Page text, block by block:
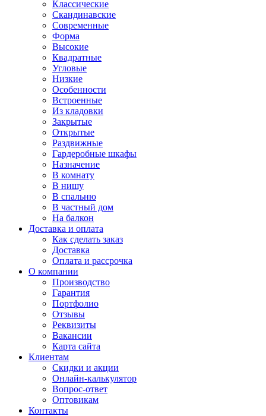
Классические
Скандинавские
Современные
Форма
Высокие
Квадратные
Угловые
Низкие
Особенности
Встроенные
Из кладовки
Закрытые
Открытые
Раздвижные
Гардеробные шкафы
Назначение
В комнату
В нишу
В спальню
В частный дом
На балкон
Доставка и оплата
Как сделать заказ
Доставка
Оплата и рассрочка
О компании
Производство
Гарантия
Портфолио
Отзывы
Реквизиты
Вакансии
Карта сайта
Клиентам
Скидки и акции
Онлайн-калькулятор
Вопрос-ответ
Оптовикам
Контакты